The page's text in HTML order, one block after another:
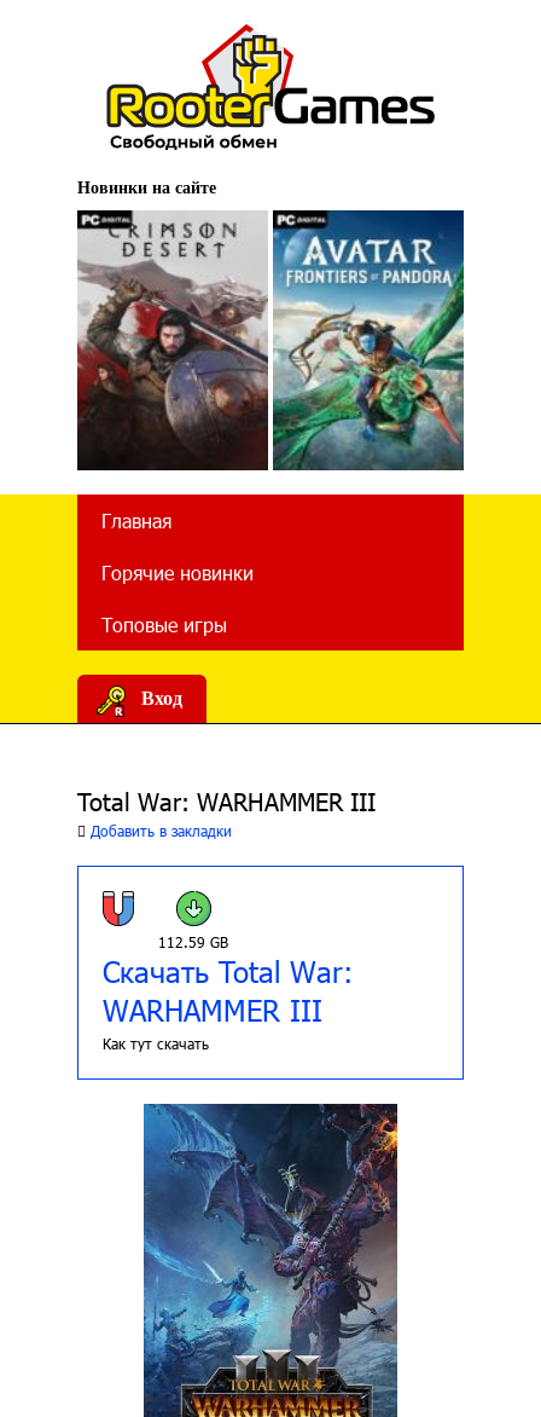
Новинки на сайте
Главная
Горячие новинки
Топовые игры
Вход
Total War: WARHAMMER III
Добавить в закладки
112.59 GB
Скачать Total War:
WARHAMMER III
Как тут скачать